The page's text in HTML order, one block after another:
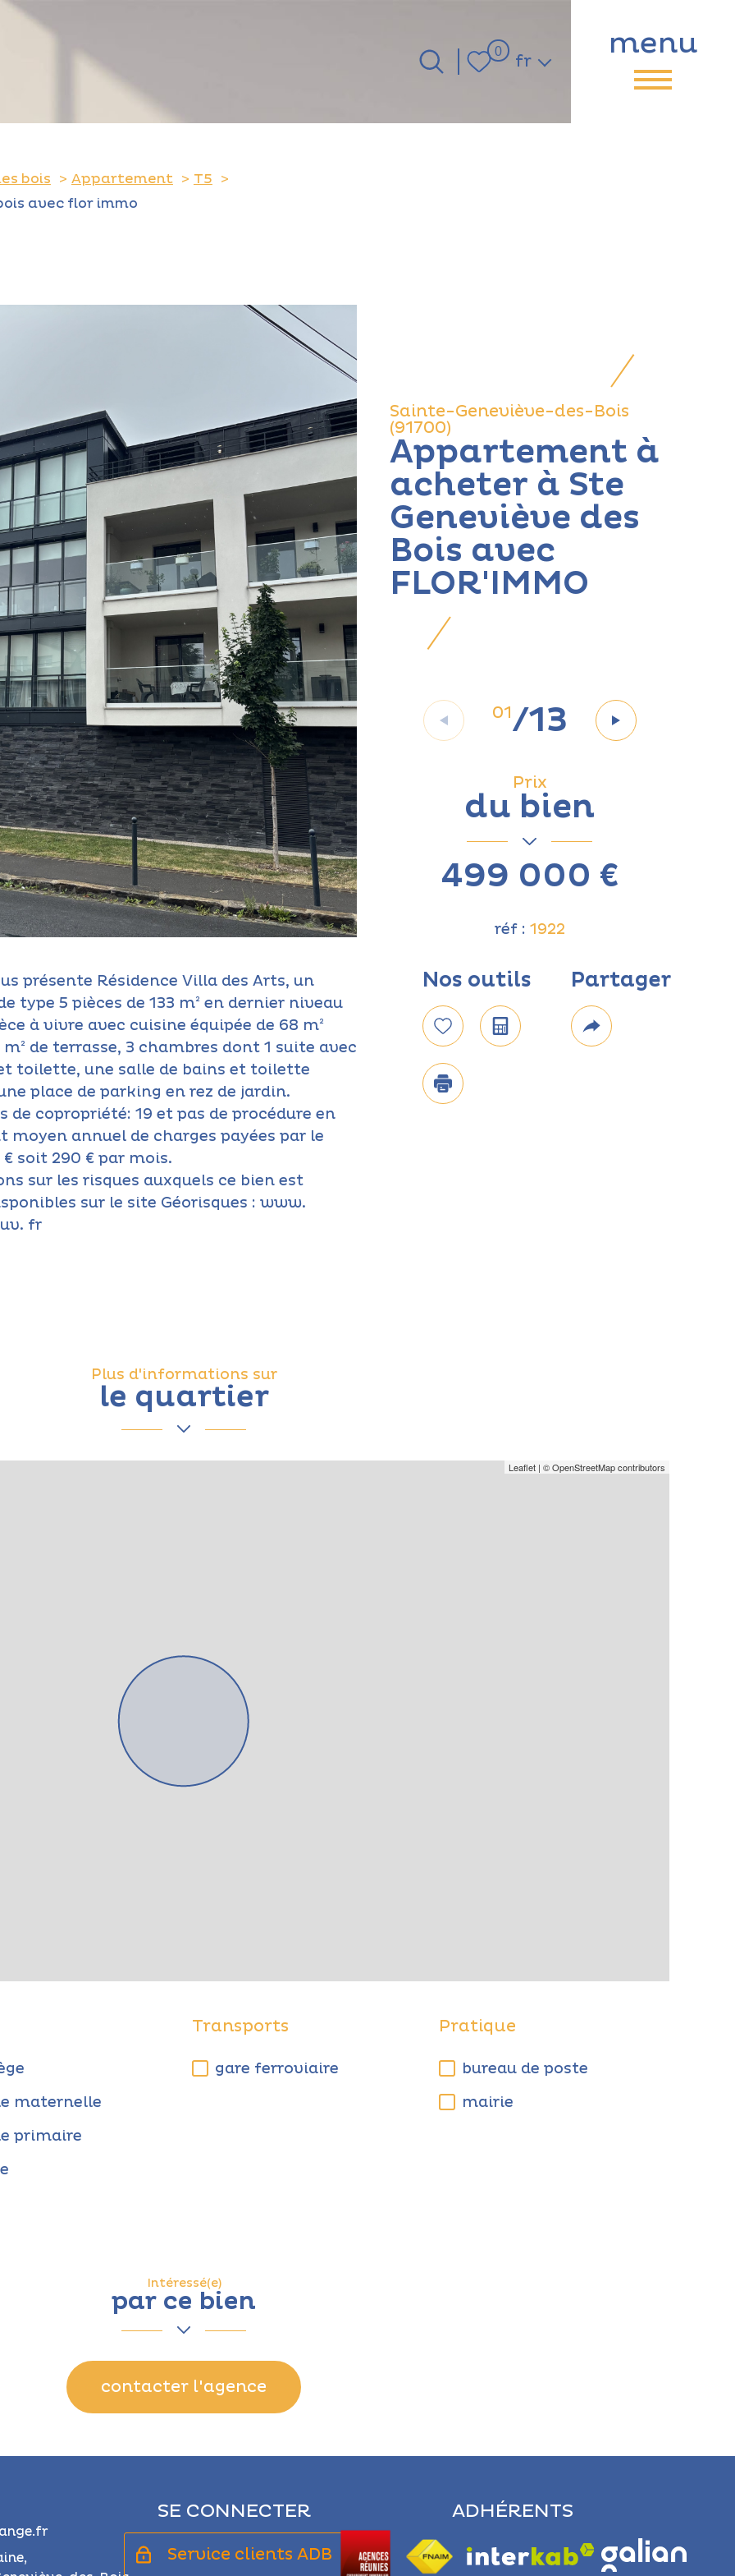
menu
0 Langue
fr
bois Appartement
T5
avec flor immo
Sainte-Geneviève-des-Bois
(91700)
Appartement à
acheter à Ste
Geneviève des
Bois avec
FLOR'IMMO
01/13
Prix
du bien
499 000 €
réf : 1922
présente Résidence Villa des Arts, un
type 5 pièces de 133 m² en dernier niveau
à vivre avec cuisine équipée de 68 m²
de terrasse, 3 chambres dont 1 suite avec
toilette, une salle de bains et toilette
place de parking en rez de jardin.
de copropriété: 19 et pas de procédure en
moyen annuel de charges payées par le
soit 290 € par mois.
sur les risques auxquels ce bien est
sur le site Géorisques : www.
fr
Plus d'infos
Nos outils
SélectionnerCalculatrice
Imprimer
Partager
Plus
de
Plus d'informations sur
le quartier
Leaflet | © OpenStreetMapcontributors
maternelle
primaire
Transports
gare ferroviaire
Pratique
bureau de poste
mairie
Intéressé(e)
par ce bien
contacter l'agence
SE CONNECTER
Service clients ADB
ADHÉRENTS